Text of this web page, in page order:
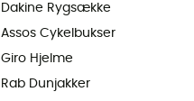
Dakine Rygsække
Assos Cykelbukser
Giro Hjelme
Rab Dunjakker